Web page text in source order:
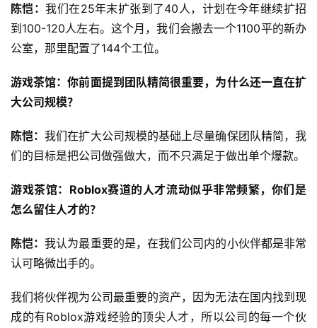
陈恺：我们在25年末扩张到了40人，计划在今年继续扩招
到100-120人左右。这个月，我们会搬去一个1100平的新办
公室，那里配置了144个工位。
游戏茶馆：你前面提到团队精简很重要，为什么还一直在扩
大公司规模？
陈恺：我们在扩大公司规模的基础上尽量确保团队精简，我
们的目标是把公司做强做大，而不只满足于做出单个爆款。
游戏茶馆：Roblox赛道的人才流动似乎非常频繁，你们是
怎么留住人才的？
陈恺：我认为最重要的是，在我们公司内的小伙伴都是非常
认可略微出手的。
我们将伙伴视为公司最重要的资产，因为无法在国内找到现
成的有Roblox游戏经验的顶尖人才，所以公司的每一个伙